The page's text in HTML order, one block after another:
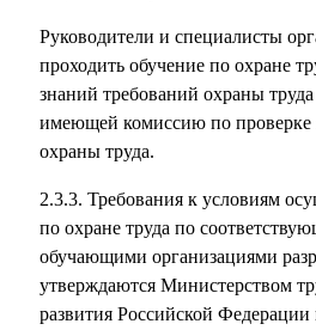
Руководители и специалисты
проходить обучение по охране
знаний требований охраны
имеющей комиссию по проверке
охраны труда.
2.3.3. Требования к условиям
по охране труда по
обучающими организациями
утверждаются Министерством
развития Российской Федерации